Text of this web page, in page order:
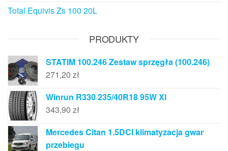
Total Equivis Zs 100 20L
PRODUKTY
STATIM 100.246 Zestaw sprzęgła (100.246)
271,20 zł
Winrun R330 235/40R18 95W Xl
343,90 zł
Mercedes Citan 1.5DCI klimatyzacja gwar
przebiegu